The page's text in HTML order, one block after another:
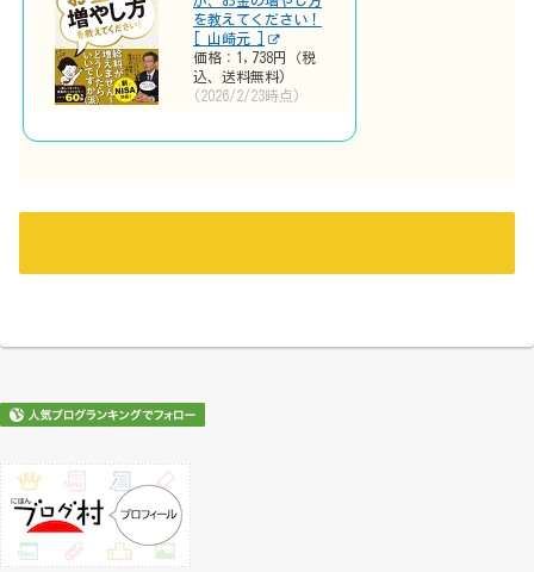
を教えてください！
[ 山崎元 ]
価格：1,738円（税
込、送料無料)
(2026/2/23時点)